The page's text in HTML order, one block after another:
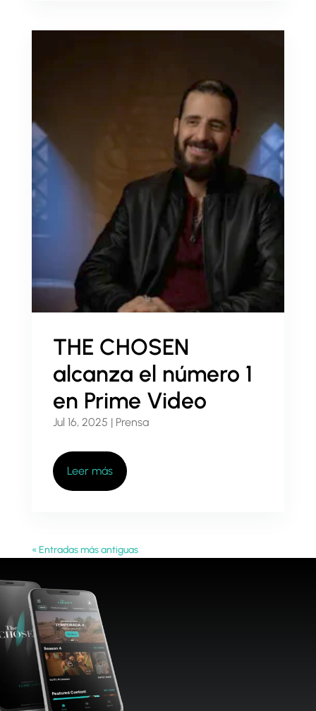
THE CHOSEN
alcanza el número 1
en Prime Video
Jul 16, 2025 | Prensa
Leer más
« Entradas más antiguas